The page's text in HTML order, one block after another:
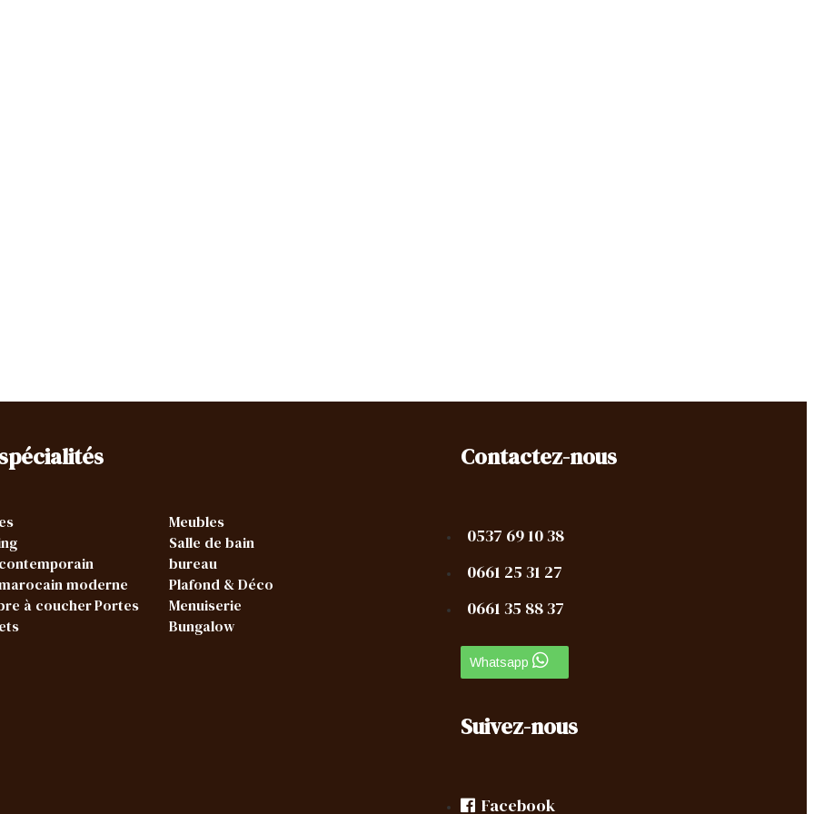
moderne
à coucherPortes
Meubles
Salle de bain
bureau
Plafond & Déco
Menuiserie
Bungalow
Contactez-nous
0537 69 10 38
0661 25 31 27
0661 35 88 37
Whatsapp
Suivez-nous
Facebook